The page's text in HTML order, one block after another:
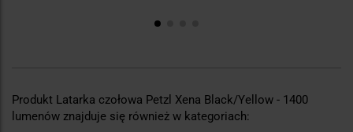
Produkt Latarka czołowa Petzl Xena Black/Yellow - 1400
lumenów znajduje się również w kategoriach: